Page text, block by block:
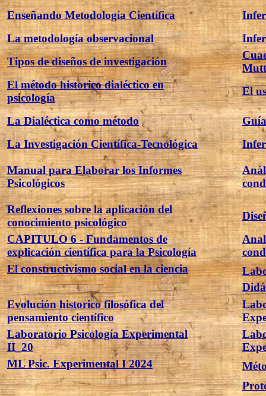
Enseñando Metodología Científica
La metodología observacional
Tipos de diseños de investigación
Mutt
El método historico dialéctico en
psicología
El
La Dialéctica como método
La Investigación Científica-Tecnológica
Manual para Elaborar los Informes
Psicológicos
Reflexiones sobre la aplicación del
conocimiento psicológico
CAPITULO 6 - Fundamentos de
explicación científica para la Psicología
El constructivismo social en la ciencia
Evolución historico filosófica del
pensamiento científico
Laboratorio Psicología Experimental
II_20
ML Psic. Experimental I 2024